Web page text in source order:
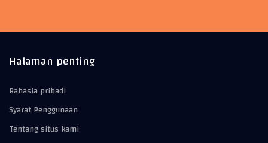
Halaman penting
Rahasia pribadi
Syarat Penggunaan
Tentang situs kami